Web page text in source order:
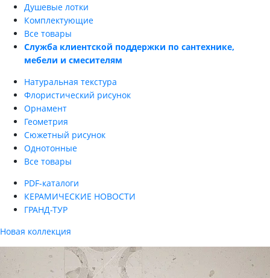
Душевые лотки
Комплектующие
Все товары
Служба клиентской поддержки по сантехнике,
мебели и смесителям
Натуральная текстура
Флористический рисунок
Орнамент
Геометрия
Сюжетный рисунок
Однотонные
Все товары
PDF-каталоги
КЕРАМИЧЕСКИЕ НОВОСТИ
ГРАНД-ТУР
Новая коллекция